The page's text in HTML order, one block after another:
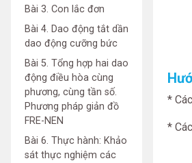
Bài 3. Con lắc đơn
Bài 4. Dao động tắt dần
dao động cưỡng bức
Bài 5. Tổng hợp hai dao
động điều hòa cùng
phương, cùng tần số.
Phương pháp giản đồ
FRE-NEN
Bài 6. Thực hành: Khảo
sát thực nghiệm các
*
*